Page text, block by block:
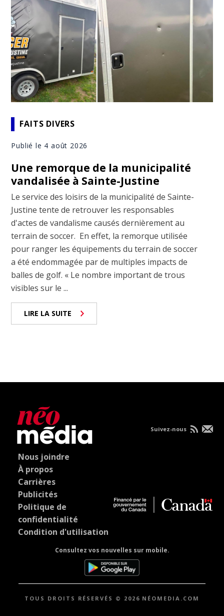
FAITS DIVERS
Publié le 4 août 2026
Une remorque de la municipalité
vandalisée à Sainte-Justine
Le service des loisirs de la municipalité de Sainte-
Justine tente de retrouver les responsables
d'actes de vandalisme causés dernièrement au
terrain de soccer. En effet, la remorque utilisée
pour ranger les équipements du terrain de soccer
a été endommagée par de multiples impacts de
balles de golf. « Le nombre important de trous
visibles sur le ...
LIRE LA SUITE
Nous joindre
À propos
Carrières
Publicités
Politique de
confidentialité
Condition d'utilisation
Consultez vos nouvelles sur mobile.
Suivez-nous
TOUS DROITS RÉSERVÉS © 2026 NÉOMEDIA.COM